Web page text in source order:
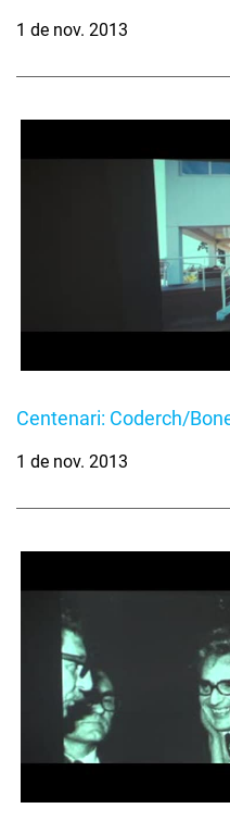
1 de nov. 2013
Centenari: Coderch/
1 de nov. 2013